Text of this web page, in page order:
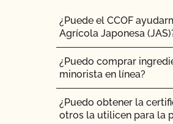
¿Cómo puedo obtener
¿Cómo puedo obtener
inspección?
¿Cómo puedo obtener
¿Puede el CCOF
Agrícola Japonesa
¿Puedo comprar
minorista en línea?
¿Puedo obtener la
otros la utilicen para la